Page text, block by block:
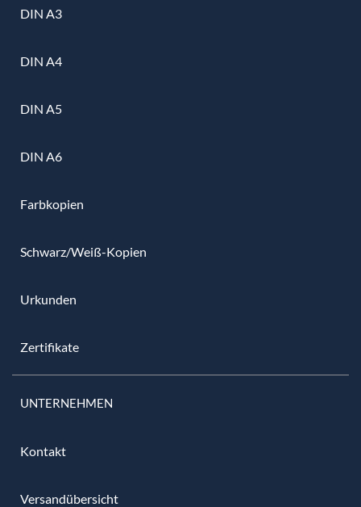
DIN A3
DIN A4
DIN A5
DIN A6
Farbkopien
Schwarz/Weiß-Kopien
Urkunden
Zertifikate
UNTERNEHMEN
Kontakt
Versandübersicht